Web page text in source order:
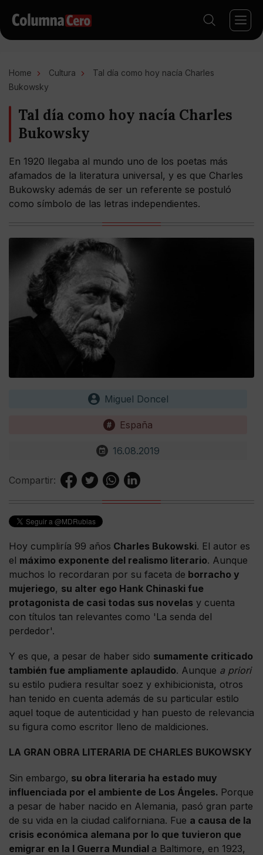
Home Cultura
Tal día como hoy nacía Charles
Bukowsky
Tal día como hoy nacía Charles
Bukowsky
En 1920 llegaba al mundo uno de los poetas más
afamados de la literatura universal, y es que Charles
Bukowsky además de ser un referente se postuló
como símbolo de las letras independientes.
Miguel Doncel
España
16.08.2019
Compartir:
Hoy cumpliría 99 años Charles Bukowski. El autor es
el máximo exponente del realismo literario. Aunque
muchos lo recordaran por su faceta de borracho y
mujeriego, su alter ego Hank Chinaski fue
protagonista de casi todas sus novelas y cuenta
con títulos tan relevantes como 'La senda del
perdedor'.
Y es que, a pesar de haber sido sumamente criticado
también fue ampliamente aplaudido. Aunque a priori
su estilo pudiera resultar soez y exhibicionista, otros
han tenido en cuenta además de su particular estilo
aquel toque de autenticidad y han puesto de relevancia
su figura como escritor lleno de maldiciones.
LA GRAN OBRA LITERARIA DE CHARLES BUKOWSKY
Sin embargo, su obra literaria ha estado muy
influenciada por el ambiente de Los Ángeles. Porque
a pesar de haber nacido en Alemania, pasó gran parte
de su vida en la ciudad californiana. Fue a causa de la
crisis económica alemana por lo que tuvieron que
emigrar en la I Guerra Mundial a Baltimore, en 1923,